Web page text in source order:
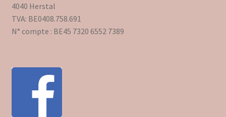
4040 Herstal
TVA: BE0408.758.691
N° compte : BE45 7320 6552 7389